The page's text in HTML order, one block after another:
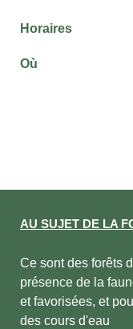
Horaires
Où
AU SUJET DE LA
Ce sont des forêts
présence de la
et favorisées, et
des cours d'eau